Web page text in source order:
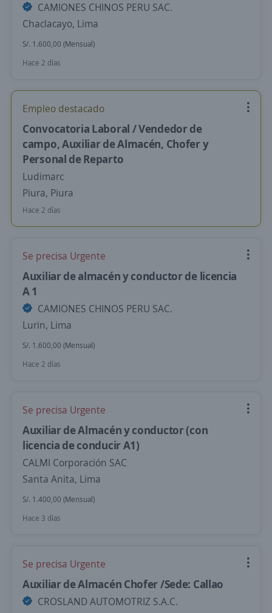
CAMIONES CHINOS PERU SAC.
Chaclacayo, Lima
S/. 1.600,00 (Mensual)
Hace 2 días
Empleo destacado
Convocatoria Laboral / Vendedor de
campo, Auxiliar de Almacén, Chofer y
Personal de Reparto
Ludimarc
Piura, Piura
Hace 2 días
Se precisa Urgente
Auxiliar de almacén y conductor de licencia
A 1
CAMIONES CHINOS PERU SAC.
Lurin, Lima
S/. 1.600,00 (Mensual)
Hace 2 días
Se precisa Urgente
Auxiliar de Almacén y conductor (con
licencia de conducir A1)
CALMI Corporación SAC
Santa Anita, Lima
S/. 1.400,00 (Mensual)
Hace 3 días
Se precisa Urgente
Auxiliar de Almacén Chofer /Sede: Callao
CROSLAND AUTOMOTRIZ S.A.C.